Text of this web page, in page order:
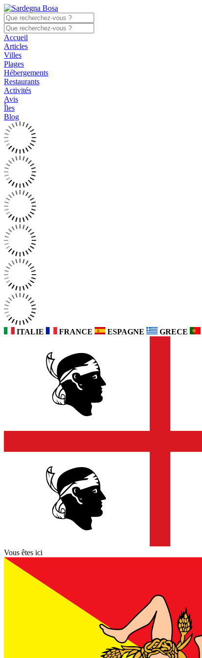
Accueil
Articles
Villes
Plages
Hébergements
Restaurants
Activités
Avis
Îles
Blog
ITALIE FRANCE ESPAGNE GRECE
Vous êtes ici